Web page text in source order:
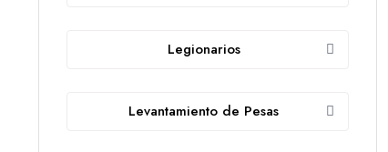
Legionarios
Levantamiento de Pesas